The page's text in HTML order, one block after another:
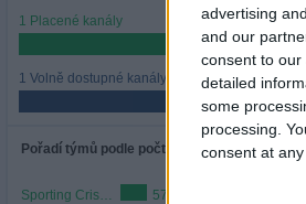
advertising
and our
consent to our
detailed
some
processing.
consent at
1 Placené kanály
50%
1 Volně dostupné kanály
50%
Pořadí týmů podle počtu zápasů
Sporting Cristal
57 (12,03%)